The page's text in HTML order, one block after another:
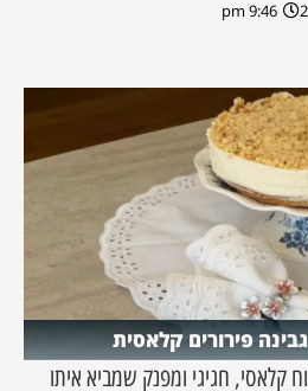
9:46 pm
פירורים קלאסית
קלאסי, חגיגי ומפנק שמביא איתו